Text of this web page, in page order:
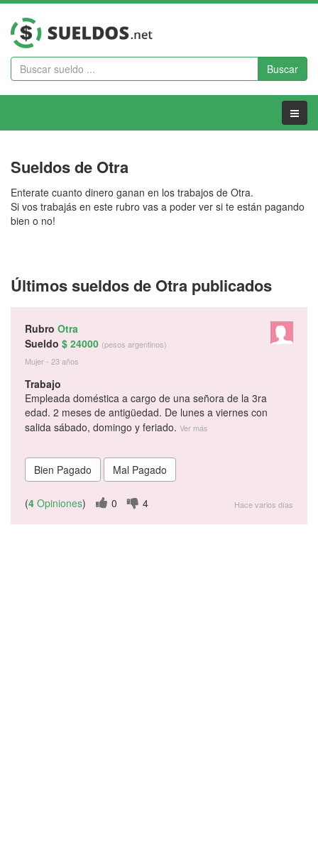
Buscar
Menu
Sueldos de Otra
Enterate cuanto dinero ganan en los trabajos de Otra.
Si vos trabajás en este rubro vas a poder ver si te están pagando
bien o no!
Últimos sueldos de Otra publicados
Rubro Otra
Sueldo $ 24000 (pesos argentinos)
Mujer - 23 años
Trabajo
Empleada doméstica a cargo de una señora de la 3ra
edad. 2 meses de antigüedad. De lunes a viernes con
salida sábado, domingo y feriado. Ver más
(4 Opiniones) 0 4 Hace varios días